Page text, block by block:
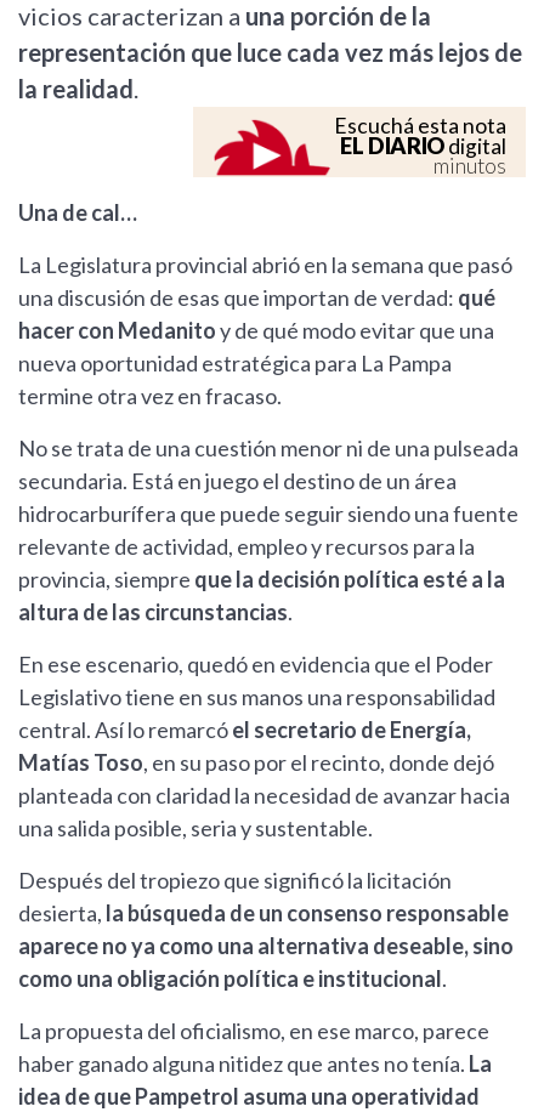
vicios caracterizan a una porción de la
representación que luce cada vez más lejos de
la realidad .
Escuchá esta nota
EL DIARIOdigital
minutos
Una de cal…
La Legislatura provincial abrió en la semana que pasó
una discusión de esas que importan de verdad: qué
hacer con Medanitoy de qué modo evitar que una
nueva oportunidad estratégica para La Pampa
termine otra vez en fracaso.
No se trata de una cuestión menor ni de una pulseada
secundaria. Está en juego el destino de un área
hidrocarburífera que puede seguir siendo una fuente
relevante de actividad, empleo y recursos para la
provincia, siempre que la decisión política esté a la
altura de las circunstancias.
En ese escenario, quedó en evidencia que el Poder
Legislativo tiene en sus manos una responsabilidad
central. Así lo remarcóel secretario de Energía,
Matías Toso, en su paso por el recinto, donde dejó
planteada con claridad la necesidad de avanzar hacia
una salida posible, seria y sustentable.
Después del tropiezo que significó la licitación
desierta, la búsqueda de un consenso responsable
aparece no ya como una alternativa deseable, sino
como una obligación política e institucional.
La propuesta del oficialismo, en ese marco, parece
haber ganado alguna nitidez que antes no tenía. La
idea de que Pampetrol asuma una operatividad